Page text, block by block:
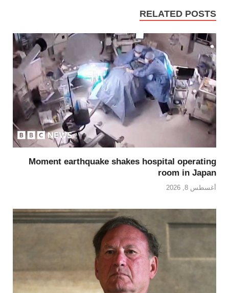
RELATED POSTS
Moment earthquake shakes hospital operating
room in Japan
أغسطس 8, 2026